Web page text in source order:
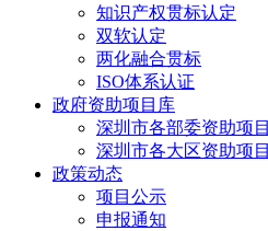
知识产权贯标认定
双软认定
两化融合贯标
ISO体系认证
政府资助项目库
深圳市各部委资助项目
深圳市各大区资助项目
政策动态
项目公示
申报通知